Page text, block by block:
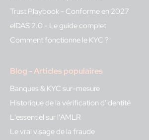
Trust Playbook - Conforme en 2027
eIDAS 2.0 - Le guide complet
Comment fonctionne le KYC ?
Blog - Articles populaires
Banques & KYC sur-mesure
Historique de la vérification d'identité
L'essentiel sur l'AMLR
Le vrai visage de la fraude